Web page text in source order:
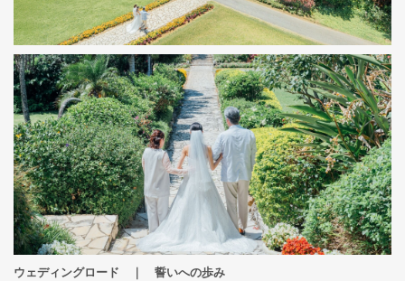
ウェディングロード ｜ 誓いへの歩み